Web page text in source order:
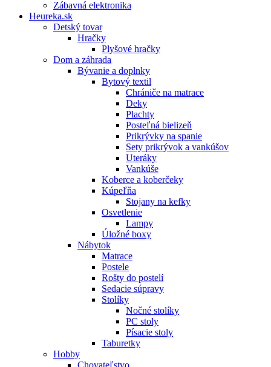
Zábavná elektronika
Heureka.sk
Detský tovar
Hračky
Plyšové hračky
Dom a záhrada
Bývanie a doplnky
Bytový textil
Chrániče na matrace
Deky
Plachty
Posteľná bielizeň
Prikrývky na spanie
Sety prikrývok a vankúšov
Uteráky
Vankúše
Koberce a koberčeky
Kúpeľňa
Stojany na kefky
Osvetlenie
Lampy
Úložné boxy
Nábytok
Matrace
Postele
Rošty do postelí
Sedacie súpravy
Stolíky
Nočné stolíky
PC stoly
Písacie stoly
Taburetky
Hobby
Chovateľstvo